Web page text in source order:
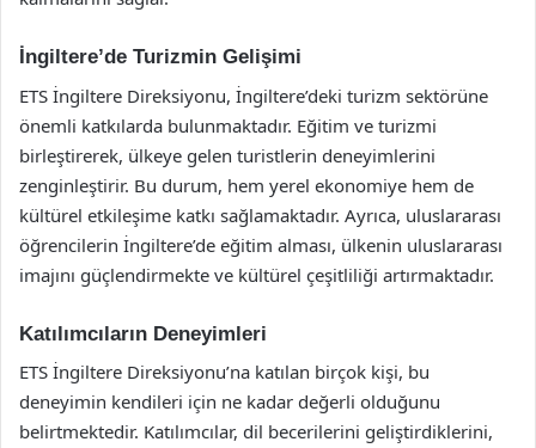
İngiltere’de Turizmin Gelişimi
ETS İngiltere Direksiyonu, İngiltere’deki turizm sektörüne
önemli katkılarda bulunmaktadır. Eğitim ve turizmi
birleştirerek, ülkeye gelen turistlerin deneyimlerini
zenginleştirir. Bu durum, hem yerel ekonomiye hem de
kültürel etkileşime katkı sağlamaktadır. Ayrıca, uluslararası
öğrencilerin İngiltere’de eğitim alması, ülkenin uluslararası
imajını güçlendirmekte ve kültürel çeşitliliği artırmaktadır.
Katılımcıların Deneyimleri
ETS İngiltere Direksiyonu’na katılan birçok kişi, bu
deneyimin kendileri için ne kadar değerli olduğunu
belirtmektedir. Katılımcılar, dil becerilerini geliştirdiklerini,